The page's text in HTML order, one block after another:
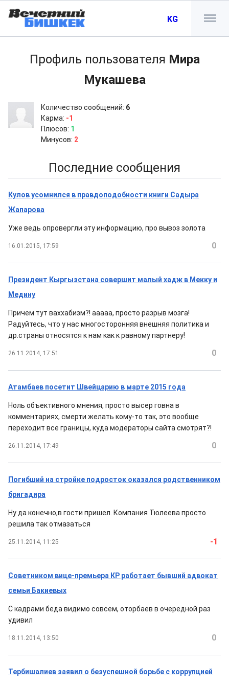
KG
Профиль пользователя Мира
Мукашева
Количество сообщений: 6
Карма: -1
Плюсов: 1
Минусов: 2
Последние сообщения
Кулов усомнился в правдоподобности книги Садыра
Жапарова
Уже ведь опровергли эту информацию, про вывоз золота
16.01.2015, 17:59 0
Президент Кыргызстана совершит малый хадж в Мекку и
Медину
Причем тут ваххабизм?! ааааа, просто разрыв мозга!
Радуйтесь, что у нас многосторонняя внешняя политика и
др.страны относятся к нам как к равному партнеру!
26.11.2014, 17:51 0
Атамбаев посетит Швейцарию в марте 2015 года
Ноль объективного мнения, просто высер говна в
комментариях, смерти желать кому-то так, это вообще
переходит все границы, куда модераторы сайта смотрят?!
26.11.2014, 17:49 0
Погибший на стройке подросток оказался родственником
бригадира
Ну да конечно,в гости пришел. Компания Тюлеева просто
решила так отмазаться
25.11.2014, 11:25 -1
Советником вице-премьера КР работает бывший адвокат
семьи Бакиевых
С кадрами беда видимо совсем, оторбаев в очередной раз
удивил
18.11.2014, 13:50 0
Тербишалиев заявил о безуспешной борьбе с коррупцией